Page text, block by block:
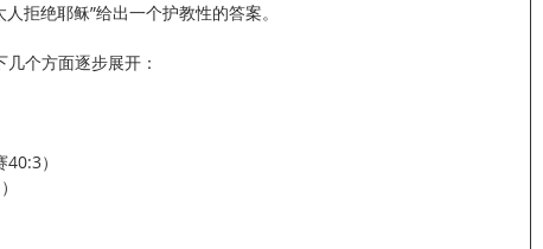
拒绝耶稣”给出一个护教性的答案。
个方面逐步展开：
）